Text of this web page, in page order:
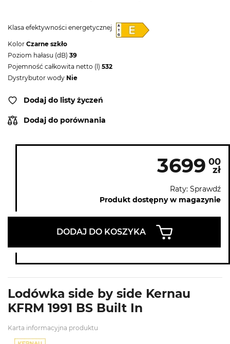
Klasa efektywności energetycznej
Kolor Czarne szkło
Poziom hałasu (dB) 39
Pojemność całkowita netto (l) 532
Dystrybutor wody Nie
Dodaj do listy życzeń
Dodaj do porównania
3699 00
zł
Raty: Sprawdź
Produkt dostępny w magazynie
DODAJ DO KOSZYKA
Lodówka side by side Kernau
KFRM 1991 BS Built In
Karta informacyjna produktu